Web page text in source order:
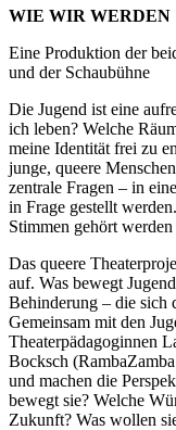
WIE WIR WERDEN
Eine Produktion der
und der Schaubühne
Die Jugend ist eine
ich leben? Welche
meine Identität frei zu
junge, queere
zentrale Fragen – in
in Frage gestellt
Stimmen gehört
Das queere
auf. Was bewegt
Behinderung – die sich
Gemeinsam mit den
Theaterpädagoginnen
Bocksch
und machen die
bewegt sie? Welche
Zukunft? Was wollen